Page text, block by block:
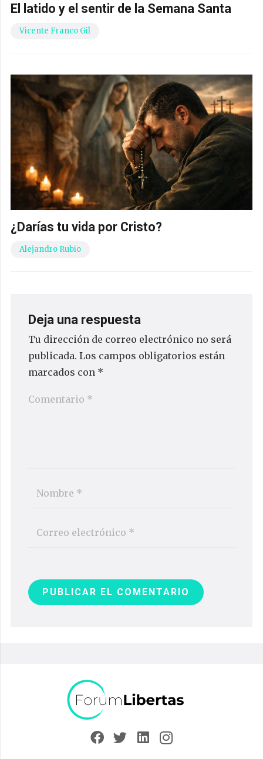
El latido y el sentir de la Semana Santa
Vicente Franco Gil
¿Darías tu vida por Cristo?
Alejandro Rubio
Deja una respuesta
Tu dirección de correo electrónico no será
publicada. Los campos obligatorios están
marcados con *
PUBLICAR EL COMENTARIO